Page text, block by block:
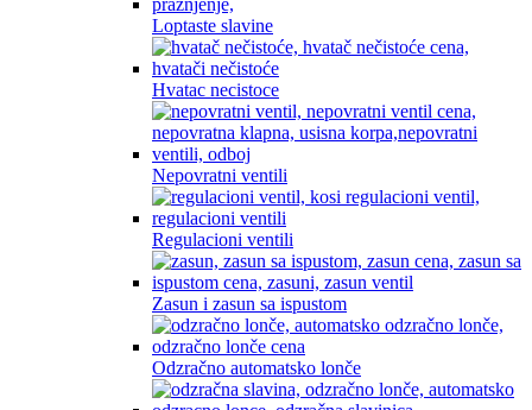
Loptaste slavine
Hvatac necistoce
Nepovratni ventili
Regulacioni ventili
Zasun i zasun sa ispustom
Odzračno automatsko lonče